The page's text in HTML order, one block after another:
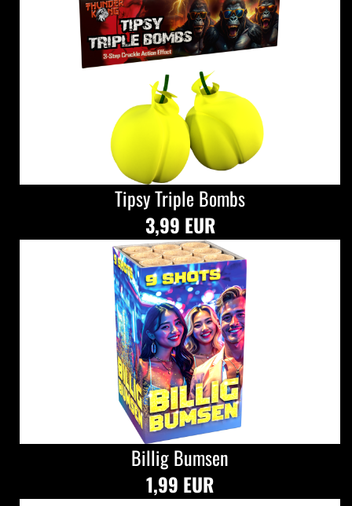
Tipsy Triple Bombs
3,99 EUR
Billig Bumsen
1,99 EUR